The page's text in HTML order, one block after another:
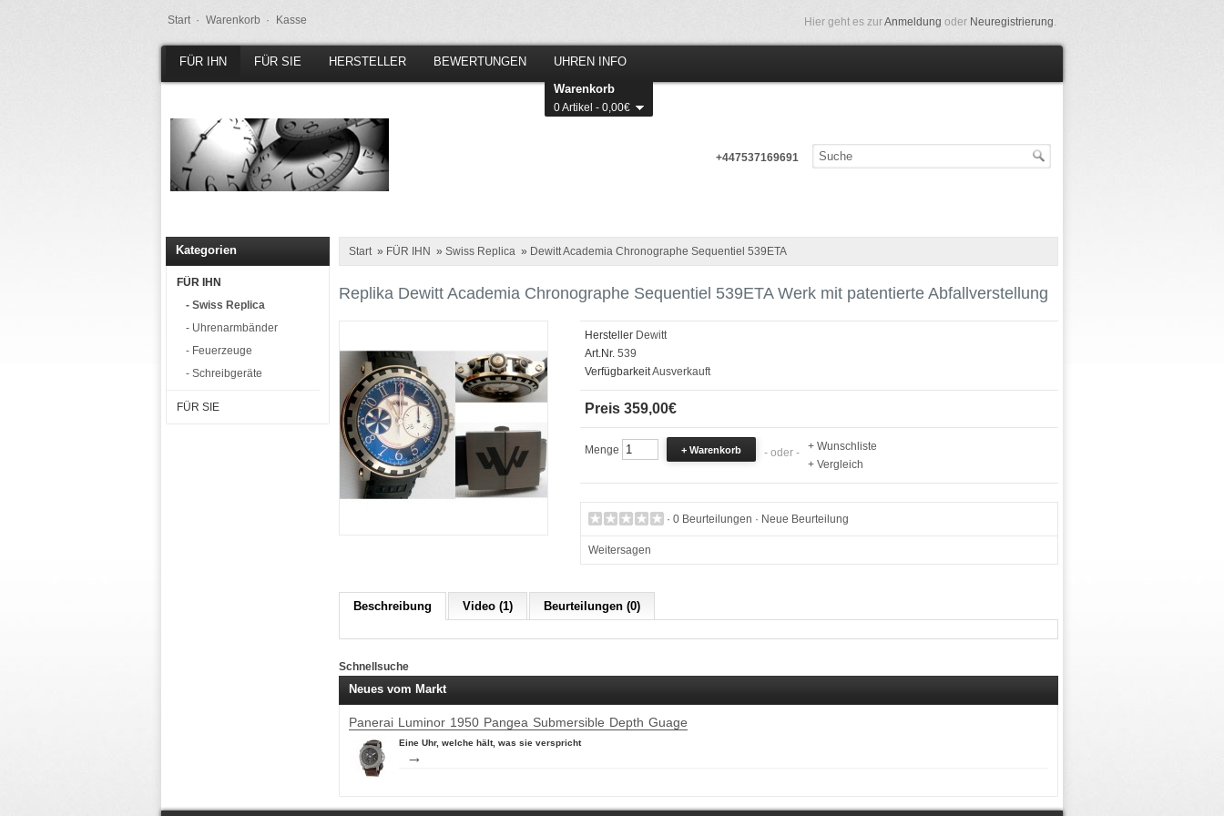
Hier geht es zurAnmeldung oder Neuregistrierung.
Start · Warenkorb · Kasse
FÜR IHN FÜR SIE HERSTELLER BEWERTUNGEN
UHREN INFO
Warenkorb
0 Artikel - 0,00€
+447537169691
Kategorien
FÜR IHN
- Swiss Replica
- Uhrenarmbänder
- Feuerzeuge
- Schreibgeräte
FÜR SIE
Start» FÜR IHN » Swiss Replica » Dewitt Academia Chronographe Sequentiel 539ETA
Replika Dewitt Academia Chronographe Sequentiel 539ETA Werk mit patentierte Abfallverstellung
Hersteller Dewitt
Art.Nr. 539
VerfügbarkeitAusverkauft
Preis 359,00€
Menge - oder - + Wunschliste
+ Vergleich
· 0 Beurteilungen · Neue Beurteilung
Weitersagen
Beschreibung Video (1) Beurteilungen (0)
Schnellsuche
Neues vom Markt
Panerai Luminor 1950 Pangea Submersible Depth Guage
Eine Uhr, welche hält, was sie verspricht
→